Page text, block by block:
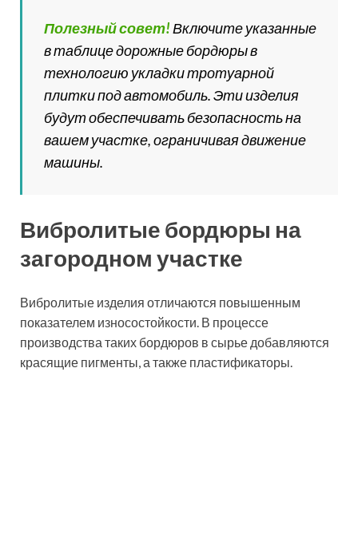
Вибролитые бордюры на
загородном участке
Вибролитые изделия отличаются повышенным
показателем износостойкости. В процессе
производства таких бордюров в сырье добавляются
Бордюры для дорог и частных участков
Производители выпускают изделия различных форм.
Помимо стандартных прямоугольников, покупатели
могут приобрести бордюры следующих форм: